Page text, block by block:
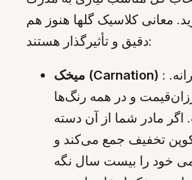
معانی کلاسیک گلها هنوز هم
دقیق و تأثیرگذار هستند:
میخک (Carnation) : نماد عشق مادرانه.
و در همه رنگ‌ها
مادر شما از آن دسته
تخفیف جمع می‌کند و
خود را بیست سال نگه